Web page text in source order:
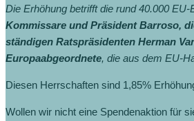
Die Erhöhung betrifft die rund 40.000 EU-
Kommissare und Präsident Barroso,
ständigen Ratspräsidenten Herman
Europaabgeordnete, die aus dem EU-
Diesen Herrschaften sind 1,85%
Wollen wir nicht eine Spendenaktion für